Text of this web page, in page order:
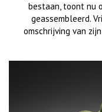
bestaan, toont nu
geassembleerd.
omschrijving van zijn